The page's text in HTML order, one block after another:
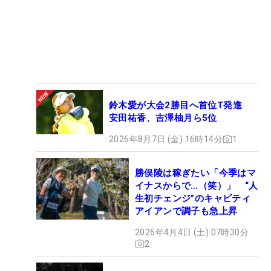
鈴木愛が大会2勝目へ首位T発進
安田祐香、吉澤柚月ら5位
2026年8月7日 (金) 16時14分 1
勝俣陵は稼ぎたい「今季はマ
イナスからで…（笑）」 “人
生初チェンジ”のキャビティ
アイアンで調子も急上昇
2026年4月4日 (土) 07時30分
2